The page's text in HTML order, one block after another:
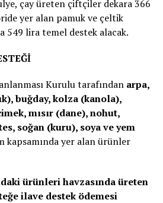
çay üreten çiftçiler dekara 366
yer alan pamuk ve çeltik
549 lira temel destek alacak.
Kurulu tarafından arpa,
buğday, kolza (kanola),
mısır (dane), nohut,
soğan (kuru), soya ve yem
kapsamında yer alan ürünler
ürünleri havzasında üreten
ilave destek ödemesi